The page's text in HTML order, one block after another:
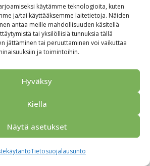
käytämme teknologioita, kuten
ja/tai käyttääksemme laitetietoja. Näiden
antaa meille mahdollisuuden käsitellä
tai yksilöllisiä tunnuksia tällä
jättäminen tai peruuttaminen voi vaikuttaa
ja toimintoihin.
Hyväksy
Kiellä
Näytä asetukset
Tietosuojalausunto
Kokous & Ohjelmat
Tarjouspyyntö
Anna palautetta
Tietosuojaseloste
Tours - matkanjärjestäjä / FPW